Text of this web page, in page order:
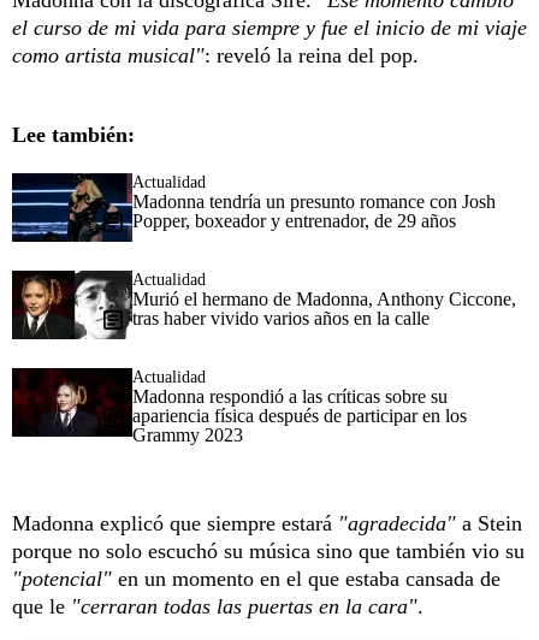
el curso de mi vida para siempre y fue el inicio de mi viaje
como artista musical": reveló la reina del pop.
Lee también:
Actualidad
Madonna tendría un presunto romance con Josh
Popper, boxeador y entrenador, de 29 años
Actualidad
Murió el hermano de Madonna, Anthony Ciccone,
tras haber vivido varios años en la calle
Actualidad
Madonna respondió a las críticas sobre su
apariencia física después de participar en los
Grammy 2023
Madonna explicó que siempre estará "agradecida" a Stein
porque no solo escuchó su música sino que también vio su
"potencial" en un momento en el que estaba cansada de
que le "cerraran todas las puertas en la cara".